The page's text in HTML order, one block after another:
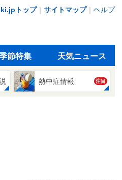
トップ｜ サイトマップ｜ ヘルプ
節特集 天気ニュース
熱中症情報 注目